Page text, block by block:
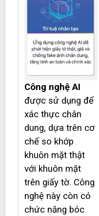
Công nghệ AI
được sử dụng để
xác thực chân
dung, dựa trên cơ
chế so khớp
khuôn mặt thật
với khuôn mặt
trên giấy tờ. Công
nghệ này còn có
chức năng bóc